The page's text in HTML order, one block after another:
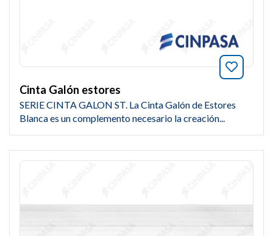
Añade
Cinta Galón estores
SERIE CINTA GALON ST. La Cinta Galón de Estores
Blanca es un complemento necesario la creación...